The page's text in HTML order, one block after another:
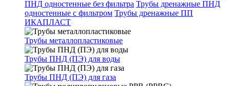
ПНД одностенные без фильтра Трубы дренажные ПНД
одностенные с фильтром Трубы дренажные ПП
ИКАПЛАСТ
Трубы металлопластиковые
Трубы ПНД (ПЭ) для воды
Трубы ПНД (ПЭ) для газа